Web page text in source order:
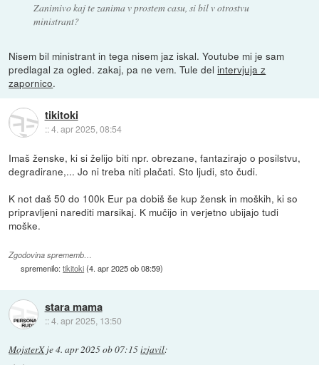
Zanimivo kaj te zanima v prostem casu, si bil v otrostvu
ministrant?
Nisem bil ministrant in tega nisem jaz iskal. Youtube mi je sam
predlagal za ogled. zakaj, pa ne vem. Tule delintervjuja z
zapornico.
tikitoki
::4. apr 2025, 08:54
Imaš ženske, ki si želijo biti npr. obrezane, fantazirajo o posilstvu,
degradirane,... Jo ni treba niti plačati. Sto ljudi, sto čudi.
K not daš 50 do 100k Eur pa dobiš še kup žensk in moških, ki so
pripravljeni narediti marsikaj. K mučijo in verjetno ubijajo tudi
moške.
Zgodovina sprememb…
spremenilo:tikitoki(4. apr 2025 ob 08:59)
stara mama
::4. apr 2025, 13:50
MojsterXje4. apr 2025 ob 07:15izjavil: